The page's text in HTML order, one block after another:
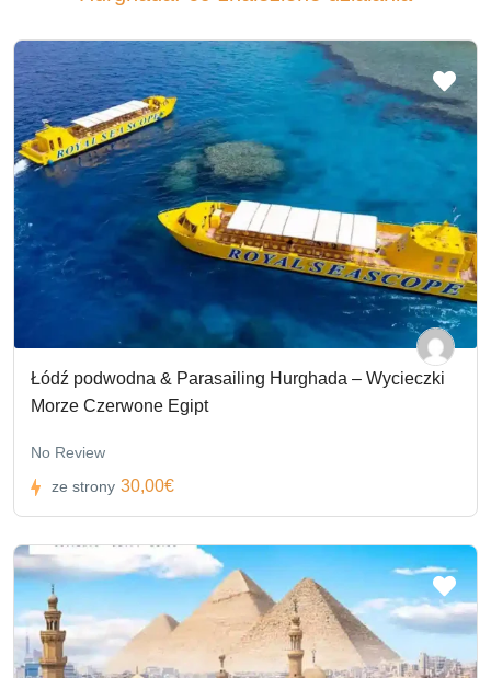
Łódź podwodna & Parasailing Hurghada – Wycieczki
Morze Czerwone Egipt
No Review
ze strony 30,00€